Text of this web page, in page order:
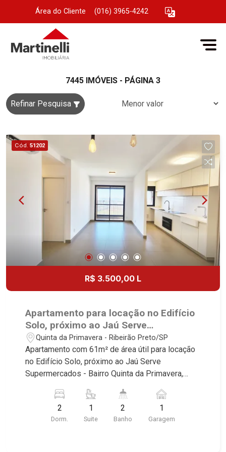
Área do Cliente (016) 3965-4242
7445 IMÓVEIS - PÁGINA 3
Refinar Pesquisa
Cód. 51202
R$ 3.500,00 L
Apartamento para locação no Edifício
Solo, próximo ao Jaú Serve
Supermercados - Ribeirão Preto/SP.
Quinta da Primavera - Ribeirão Preto/SP
Apartamento com 61m² de área útil para locação
no Edifício Solo, próximo ao Jaú Serve
Supermercados - Bairro Quinta da Primavera,
deste imóvel que a Martinelli Imobiliária
selecionou para você: - 61m² de área útil - 2
dormitório com ar-condicionado sendo 1 com
2
Dorm.
1
Suite
2
Banho
1
Garagem